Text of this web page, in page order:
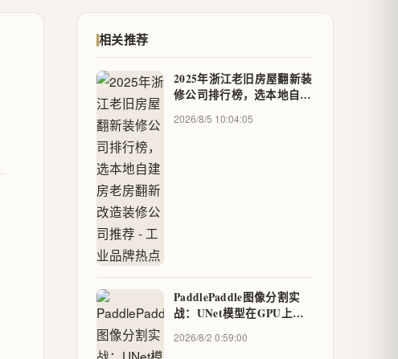
相关推荐
2025年浙江老旧房屋翻新装
修公司排行榜，选本地自建
荐 - 工业品牌热点
2026/8/5 10:04:05
PaddlePaddle图像分割实
战：UNet模型在GPU上的
2026/8/2 0:59:00